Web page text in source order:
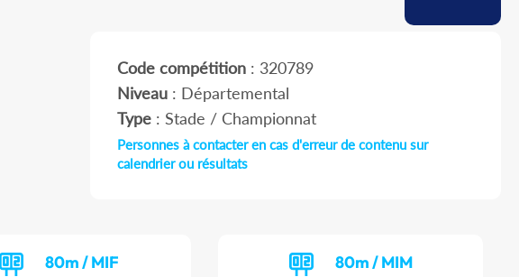
Code compétition: 320789
Niveau: Départemental
Type: Stade / Championnat
Personnes à contacter en cas d'erreur de contenu sur
calendrier ou résultats
80m / MIF 80m / MIM